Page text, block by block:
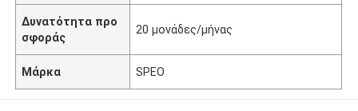
Δυνατότητα προ
σφοράς
20 μονάδες/μήνας
Μάρκα SPEO